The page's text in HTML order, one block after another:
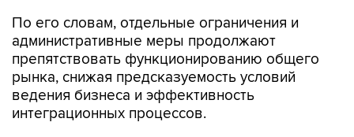
По его словам, отдельные ограничения и
административные меры продолжают
препятствовать функционированию общего
рынка, снижая предсказуемость условий
ведения бизнеса и эффективность
интеграционных процессов.